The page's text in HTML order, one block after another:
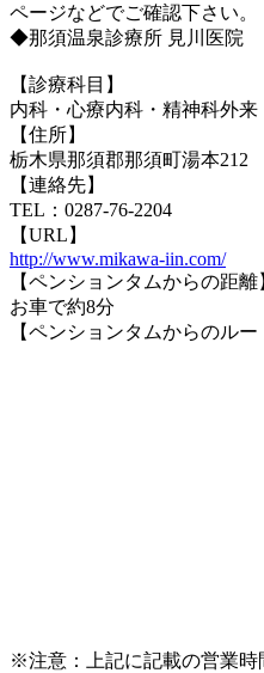
ページなどでご確認下さい。
◆那須温泉診療所 見川医院
【診療科目】
内科・心療内科・精神科外来
【住所】
栃木県那須郡那須町湯本212
【連絡先】
TEL：0287-76-2204
【URL】
http://www.mikawa-iin.com/
【ペンションタムからの距離
お車で約8分
【ペンションタムからのルー
※注意：上記に記載の営業時